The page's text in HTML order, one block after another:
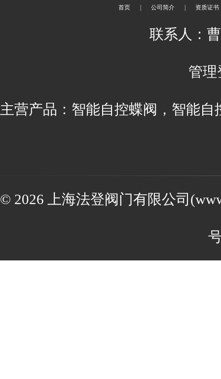
首页 公司简介 资质证书
联系人：
管理
主营产品：智能自控蝶阀，智能
© 2026 上海法登阀门有限公司